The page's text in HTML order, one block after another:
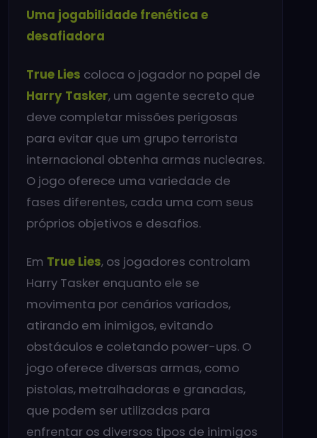
Uma jogabilidade frenética e
desafiadora
True Lies coloca o jogador no papel de
Harry Tasker, um agente secreto que
deve completar missões perigosas
para evitar que um grupo terrorista
internacional obtenha armas nucleares.
O jogo oferece uma variedade de
fases diferentes, cada uma com seus
próprios objetivos e desafios.
Em True Lies, os jogadores controlam
Harry Tasker enquanto ele se
movimenta por cenários variados,
atirando em inimigos, evitando
obstáculos e coletando power-ups. O
jogo oferece diversas armas, como
pistolas, metralhadoras e granadas,
que podem ser utilizadas para
enfrentar os diversos tipos de inimigos